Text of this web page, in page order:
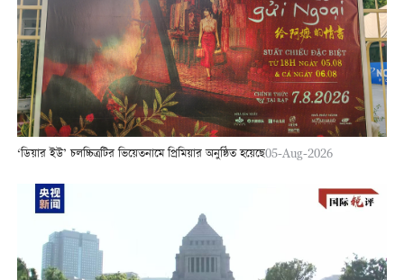
‘ডিয়ার ইউ’ চলচ্চিত্রটির ভিয়েতনামে প্রিমিয়ার অনুষ্ঠিত হয়েছে05-Aug-2026